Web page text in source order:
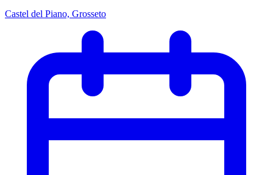
Castel del Piano, Grosseto